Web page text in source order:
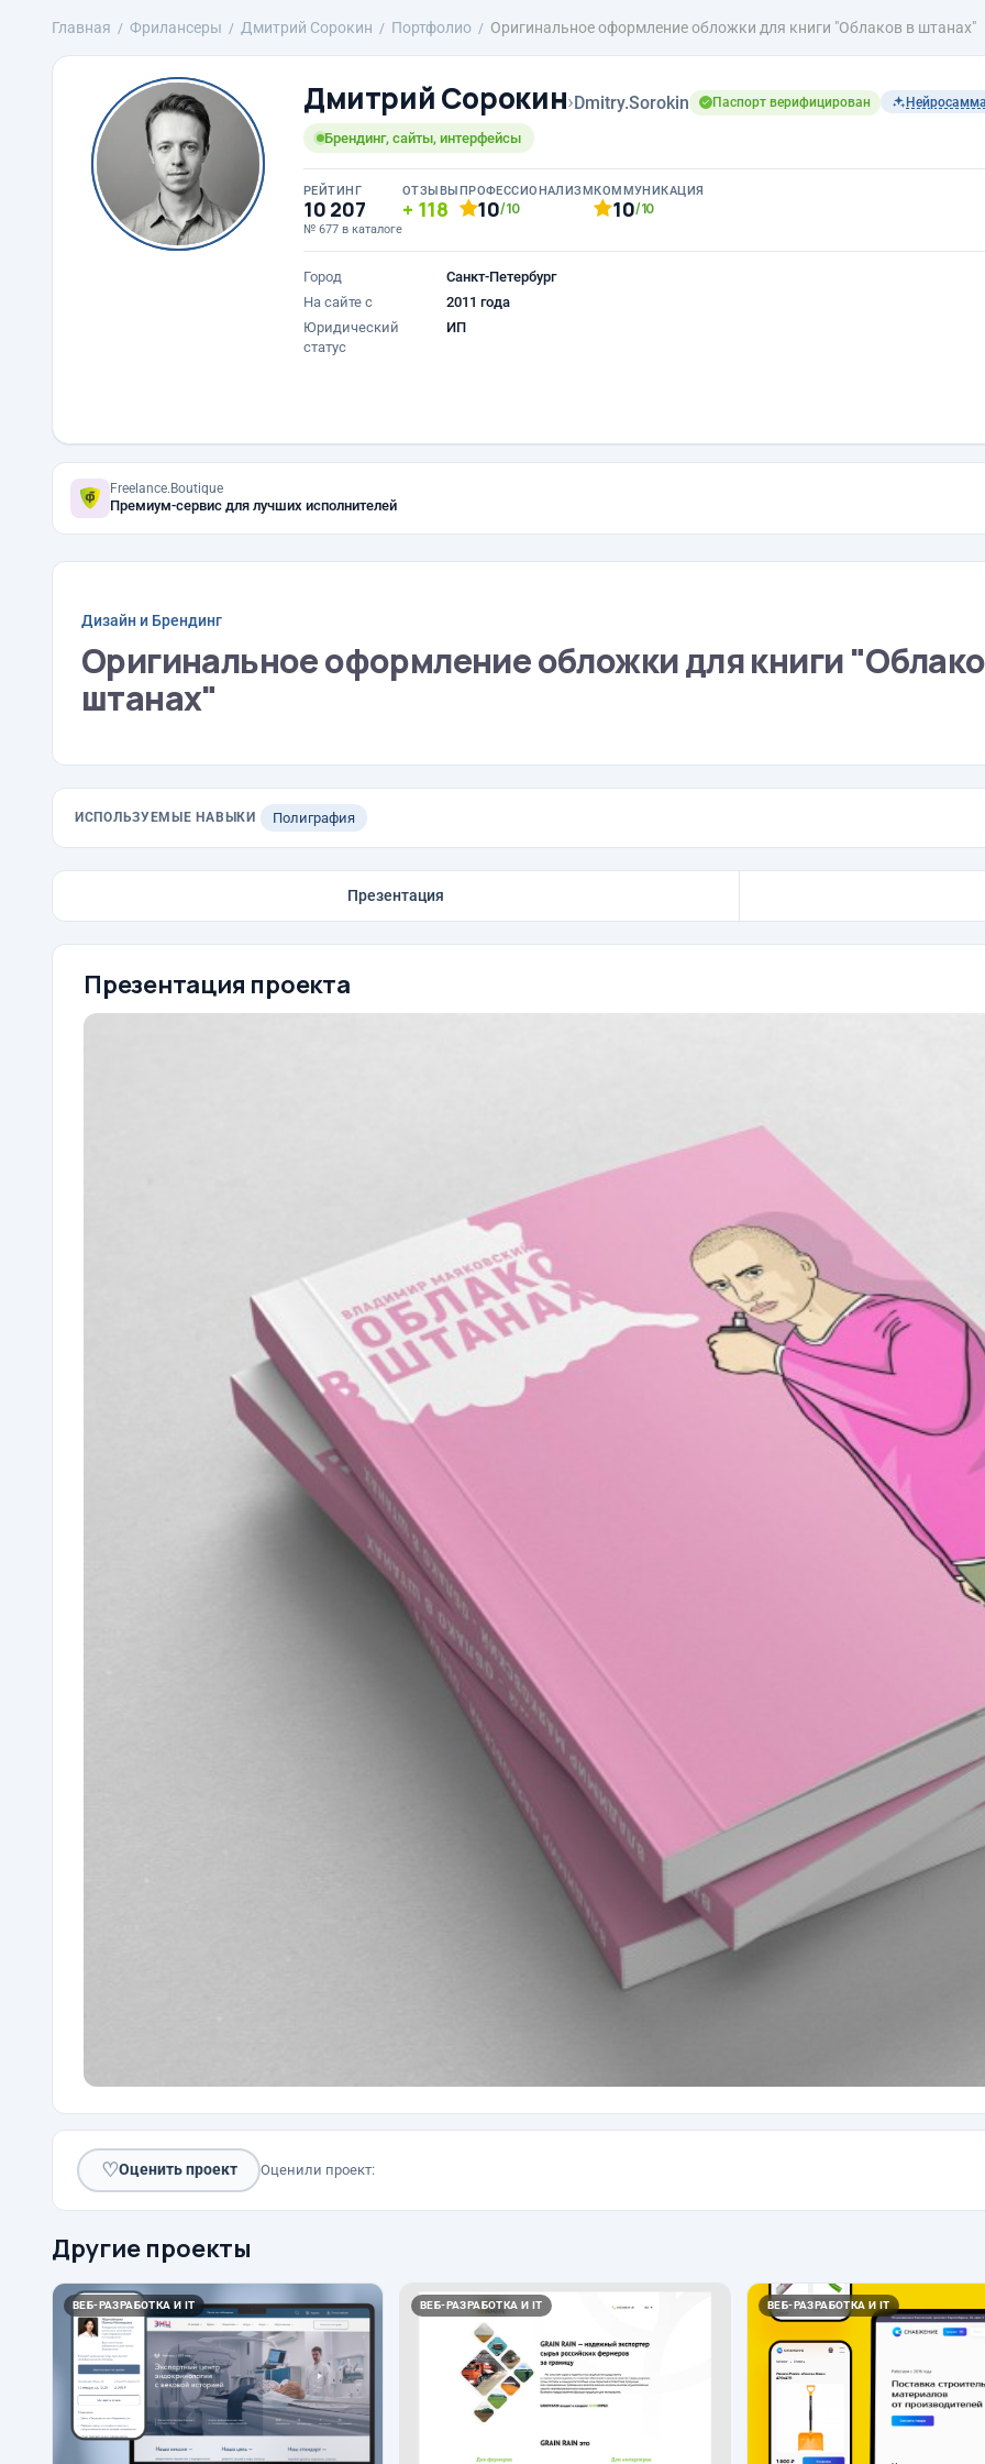
Главная Фрилансеры Дмитрий Сорокин Портфолио Оригинальное оформление обложки для книги "Облаков в штанах"
Дмитрий Сорокин›Dmitry.Sorokin Паспорт верифицирован
Брендинг, сайты, интерфейсы
РЕЙТИНГ
10 207
№ 677 в каталоге
ОТЗЫВЫ
118
ПРОФЕССИОНАЛИЗМ
10/10
КОММУНИКАЦИЯ
10/10
Город
Санкт-Петербург
На сайте с
2011 года
Юридический
статус
ИП
Freelance.Boutique
Премиум-сервис для лучших исполнителей
Дизайн и Брендинг
Оригинальное оформление обложки для книги
штанах"
ИСПОЛЬЗУЕМЫЕ НАВЫКИ Полиграфия
Презентация
Презентация проекта
♡Оценить проект Оценили проект:
Другие проекты
ВЕБ-РАЗРАБОТКА И IT ВЕБ-РАЗРАБОТКА И IT ВЕБ-РАЗРАБОТКА И IT